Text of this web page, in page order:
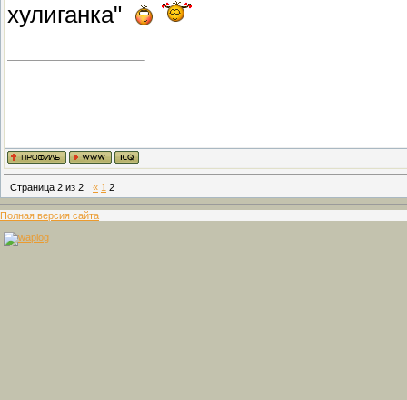
хулиганка"
Страница 2 из 2 « 1 2
Полная версия сайта